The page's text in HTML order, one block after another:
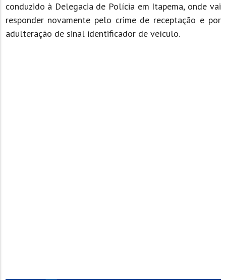
conduzido à Delegacia de Polícia em Itapema, onde vai
responder novamente pelo crime de receptação e por
adulteração de sinal identificador de veículo.